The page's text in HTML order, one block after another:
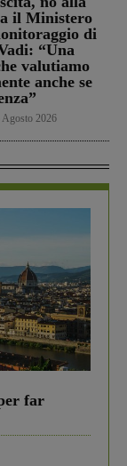
il Ministero
di
“Una
valutiamo
anche se
Agosto 2026
far